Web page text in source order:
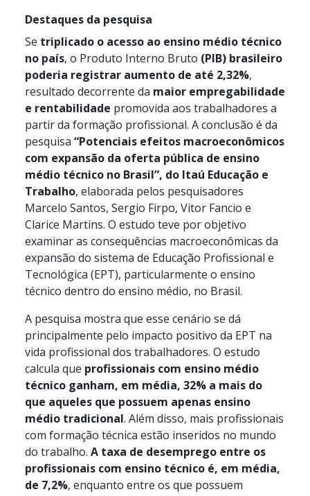
Destaques da pesquisa
Se triplicado o acesso ao ensino médio técnico
no país, o Produto Interno Bruto (PIB) brasileiro
poderia registrar aumento de até 2,32%,
resultado decorrente da maior empregabilidade
e rentabilidade promovida aos trabalhadores a
partir da formação profissional. A conclusão é da
pesquisa “Potenciais efeitos macroeconômicos
com expansão da oferta pública de ensino
médio técnico no Brasil”, do Itaú Educação e
Trabalho, elaborada pelos pesquisadores
Marcelo Santos, Sergio Firpo, Vitor Fancio e
Clarice Martins. O estudo teve por objetivo
examinar as consequências macroeconômicas da
expansão do sistema de Educação Profissional e
Tecnológica (EPT), particularmente o ensino
técnico dentro do ensino médio, no Brasil.
A pesquisa mostra que esse cenário se dá
principalmente pelo impacto positivo da EPT na
vida profissional dos trabalhadores. O estudo
calcula que profissionais com ensino médio
técnico ganham, em média, 32% a mais do
que aqueles que possuem apenas ensino
médio tradicional. Além disso, mais profissionais
com formação técnica estão inseridos no mundo
do trabalho. A taxa de desemprego entre os
profissionais com ensino técnico é, em média,
de 7,2%, enquanto entre os que possuem